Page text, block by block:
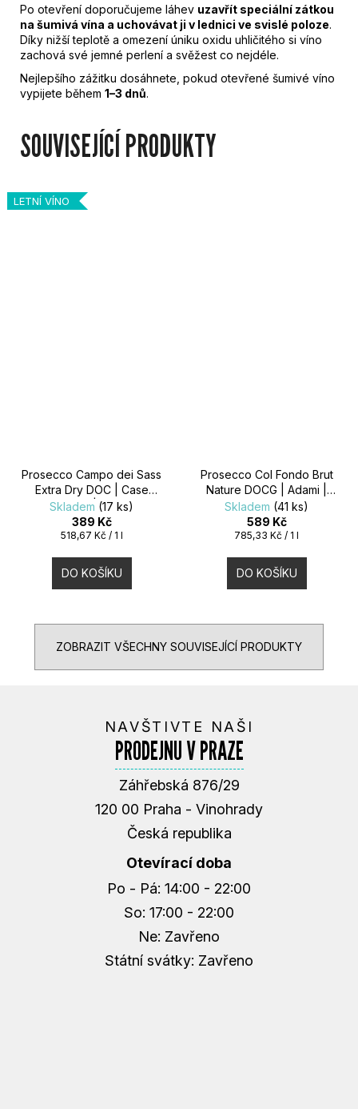
Po otevření doporučujeme láhev uzavřít speciální zátkou
na šumivá vína a uchovávat ji v lednici ve svislé poloze.
Díky nižší teplotě a omezení úniku oxidu uhličitého si víno
zachová své jemné perlení a svěžest co nejdéle.
Nejlepšího zážitku dosáhnete, pokud otevřené šumivé víno
vypijete během 1–3 dnů.
SOUVISEJÍCÍ PRODUKTY
LETNÍ VÍNO
Prosecco Campo dei Sass
Extra Dry DOC | Case
Paolin | 0,75l
Skladem (17 ks)
389 Kč
Měrná
518,67 Kč / 1 l
DO KOŠÍKU
Prosecco Col Fondo Brut
Nature DOCG | Adami |
0,75l
Skladem (41 ks)
589 Kč
Měrná
785,33 Kč / 1 l
DO KOŠÍKU
ZOBRAZIT VŠECHNY SOUVISEJÍCÍ PRODUKTY
NAVŠTIVTE NAŠI
PRODEJNU V PRAZE
Záhřebská 876/29
120 00 Praha - Vinohrady
Česká republika
Otevírací doba
Po - Pá: 14:00 - 22:00
So: 17:00 - 22:00
Ne: Zavřeno
Státní svátky: Zavřeno